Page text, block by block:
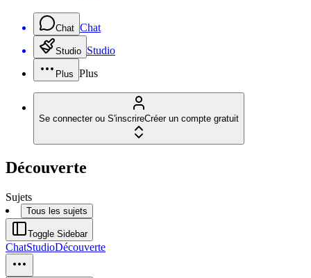
Chat Chat
Studio Studio
Plus Plus
Se connecter ou S'inscrireCréer un compte gratuit
Découverte
Sujets
Tous les sujets
Toggle Sidebar
ChatStudioDécouverte